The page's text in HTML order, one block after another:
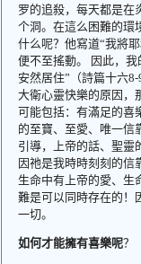
罗的追殺，每天都是在
个洞。在這么困難的環
什么呢？他寫道“我將
便不至搖動。 因此，
安然居住”（詩篇十六8-
大衛心靈快樂的原因，
可能包括：有滿足的喜
的至寶、至愛、唯一信
引導，
上帝的話、聖
因祂是我時時刻刻的信
生命中有上帝的愛、生
難是可以同時存在的！
一切。
如何才能擁有喜樂呢？